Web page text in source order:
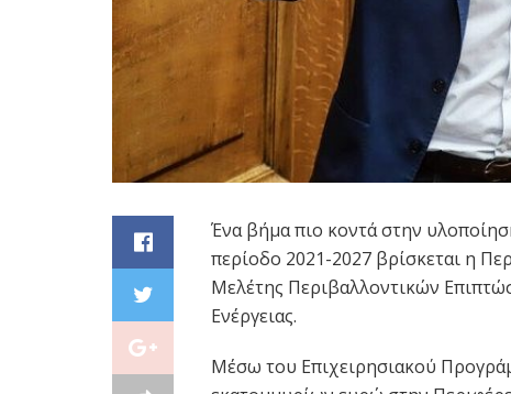
Ένα βήμα πιο κοντά στην
περίοδο 2021-2027 βρίσκεται η
Μελέτης Περιβαλλοντικών
Ενέργειας.
Μέσω του Επιχειρησιακού